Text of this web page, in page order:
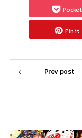
Pocket
Pin it
Prev post